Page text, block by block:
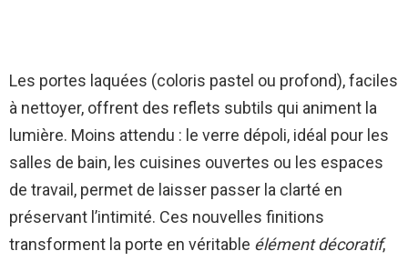
Les portes laquées (coloris pastel ou profond), faciles
à nettoyer, offrent des reflets subtils qui animent la
lumière. Moins attendu : le verre dépoli, idéal pour les
salles de bain, les cuisines ouvertes ou les espaces
de travail, permet de laisser passer la clarté en
préservant l’intimité. Ces nouvelles finitions
transforment la porte en véritable élément décoratif,